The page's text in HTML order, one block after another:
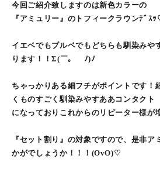
今回ご紹介致しますのは新色カラーの
『アミュリー』のトフィークラウンﾃﾞ
イエベでもブルベでもどちらも馴染みや
ります！！Σ(￣。￣ﾉ)ﾉ
ちゃっかりある細フチがポイントです！
くものすごく馴染みやすああコンタクト
『セット割り』の対象ですので、是非ア
かがでしょうか！！！(OvO)♡